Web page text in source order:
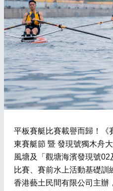
平板賽艇比賽載譽而歸！《
東賽艇節 暨 發現號獨木舟
風塘及「觀塘海濱發現號
比賽、賽前水上活動基礎訓
香港藝土民間有限公司主辦